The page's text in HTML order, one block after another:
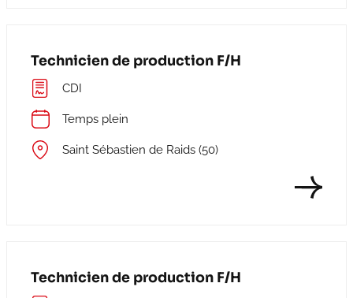
Technicien de production F/H
CDI
Temps plein
Saint Sébastien de Raids (50)
Technicien de production F/H